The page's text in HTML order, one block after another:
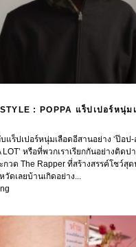
: POPPA แร็ปเปอร์หนุ่ม
แร็ปเปอร์หนุ่มเลือดอีสานอย่าง ‘ป๊อป
LOT’ หรือที่พวกเราเรียกกันอย่างติดป
กวด The Rapper ที่สร้างสรรค์โชว์สุ
วัดเลยบ้านเกิดอย่าง...